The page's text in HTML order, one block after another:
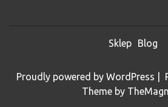
Sklep Blog
Proudly powered by WordPress
Theme by